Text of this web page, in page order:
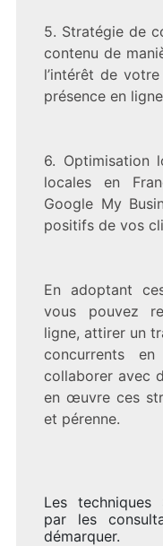
5. Stratégie de
contenu de
l’intérêt de
présence en
6. Optimisation
locales en
Google My
positifs de vos
En adoptant
vous pouvez
ligne, attirer un
concurrents
collaborer avec
en œuvre ces
et pérenne.
Les techniques
par les
démarquer.